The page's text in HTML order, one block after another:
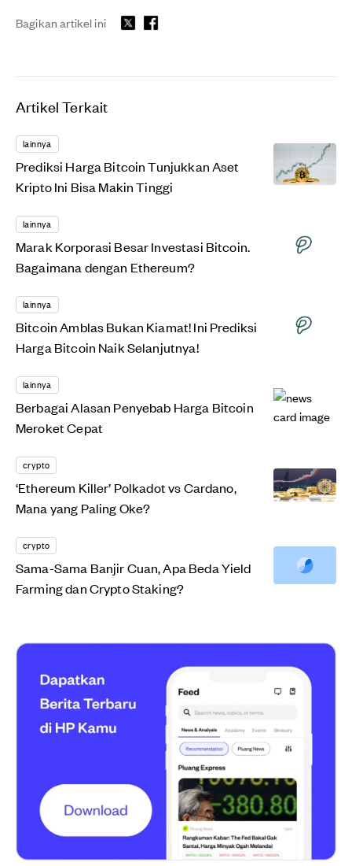
Bagikan artikel ini
Artikel Terkait
lainnya
Prediksi Harga Bitcoin Tunjukkan Aset
Kripto Ini Bisa Makin Tinggi
lainnya
Marak Korporasi Besar Investasi Bitcoin.
Bagaimana dengan Ethereum?
lainnya
Bitcoin Amblas Bukan Kiamat! Ini Prediksi
Harga Bitcoin Naik Selanjutnya!
lainnya
Berbagai Alasan Penyebab Harga Bitcoin
Meroket Cepat
crypto
‘Ethereum Killer’ Polkadot vs Cardano,
Mana yang Paling Oke?
crypto
Sama-Sama Banjir Cuan, Apa Beda Yield
Farming dan Crypto Staking?